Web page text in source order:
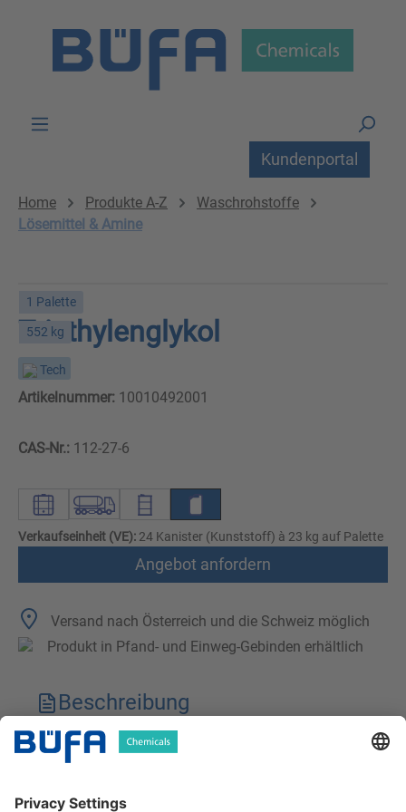
Kundenportal
Home Produkte A-Z
Waschrohstoffe
Lösemittel & Amine
1 Palette
552 kg
Triethylenglykol
Tech
Artikelnummer: 10010492001
CAS-Nr.: 112-27-6
Verkaufseinheit (VE): 24 Kanister (Kunststoff) à 23 kg auf Palette
Angebot anfordern
Versand nach Österreich und die Schweiz möglich
Produkt in Pfand- und Einweg-Gebinden erhältlich
Beschreibung
Technische Merkmale